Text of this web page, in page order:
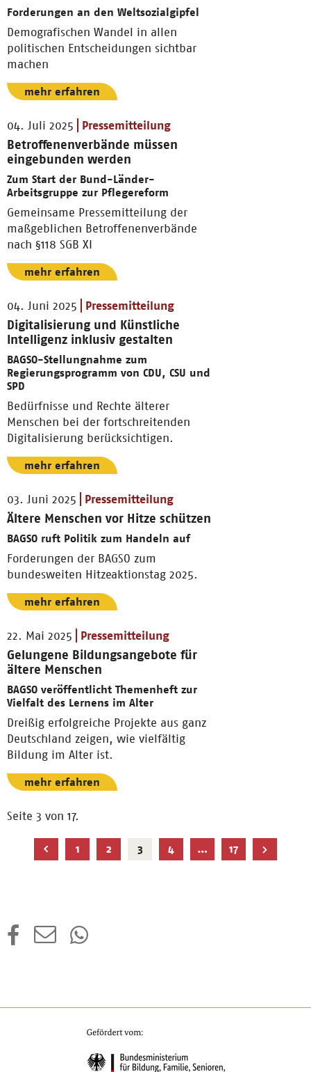
Forderungen an den Weltsozialgipfel
Demografischen Wandel in allen
politischen Entscheidungen sichtbar
machen
mehr erfahren
04. Juli 2025 Pressemitteilung
Betroffenenverbände müssen
eingebunden werden
Zum Start der Bund-Länder-
Arbeitsgruppe zur Pflegereform
Gemeinsame Pressemitteilung der
maßgeblichen Betroffenenverbände
nach §118 SGB XI
mehr erfahren
04. Juni 2025 Pressemitteilung
Digitalisierung und Künstliche
Intelligenz inklusiv gestalten
BAGSO-Stellungnahme zum
Regierungsprogramm von CDU, CSU und
SPD
Bedürfnisse und Rechte älterer
Menschen bei der fortschreitenden
Digitalisierung berücksichtigen.
mehr erfahren
03. Juni 2025 Pressemitteilung
Ältere Menschen vor Hitze schützen
BAGSO ruft Politik zum Handeln auf
Forderungen der BAGSO zum
bundesweiten Hitzeaktionstag 2025.
mehr erfahren
22. Mai 2025 Pressemitteilung
Gelungene Bildungsangebote für
ältere Menschen
BAGSO veröffentlicht Themenheft zur
Vielfalt des Lernens im Alter
Dreißig erfolgreiche Projekte aus ganz
Deutschland zeigen, wie vielfältig
Bildung im Alter ist.
mehr erfahren
Seite 3 von 17.
1 2 3Aktuelle
Seite
4 … 17